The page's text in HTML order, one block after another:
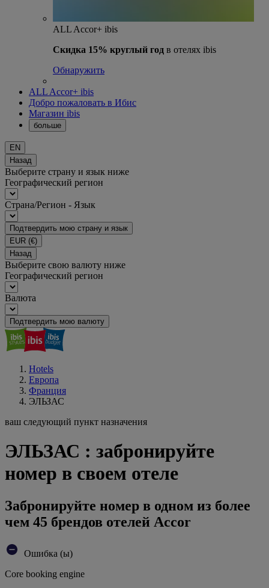
ALL Accor+ ibis
Скидка 15% круглый год в отелях ibis
Обнаружить
ALL Accor+ ibis
Добро пожаловать в Ибис
Магазин ibis
больше
EN
Назад
Выберите страну и язык ниже
Географический регион
Страна/Регион - Язык
Подтвердить мою страну и язык
EUR (€)
Назад
Выберите свою валюту ниже
Географический регион
Валюта
Подтвердить мою валюту
Hotels
Европа
Франция
ЭЛЬЗАС
ваш следующий пункт назначения
ЭЛЬЗАС : забронируйте
номер в своем отеле
Забронируйте номер в одном из более
чем 45 брендов отелей Accor
Ошибка (ы)
Core booking engine